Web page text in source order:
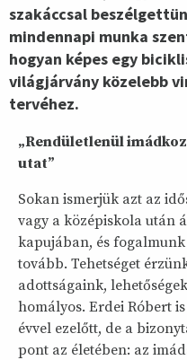
szakáccsal
mindennapi munka
hogyan képes egy
világjárvány közelebb
tervéhez.
„Rendületlenül
utat”
Sokan ismerjük azt az
vagy a középiskola után
kapujában, és
tovább. Tehetséget
adottságaink,
homályos. Erdei Róbert
évvel ezelőtt, de a
pont az életében: az